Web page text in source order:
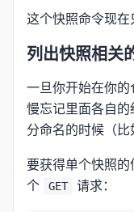
这个快照命令现在
列出快照相关
一旦你开始在你
慢忘记里面各自
分命名的时候（比
要获得单个快照
个
GET 请求：